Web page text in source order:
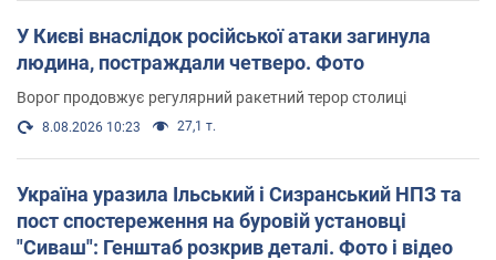
У Києві внаслідок російської атаки загинула
людина, постраждали четверо. Фото
Ворог продовжує регулярний ракетний терор столиці
8.08.2026 10:23 27,1 т.
Україна уразила Ільський і Сизранський НПЗ та
пост спостереження на буровій установці
"Сиваш": Генштаб розкрив деталі. Фото і відео